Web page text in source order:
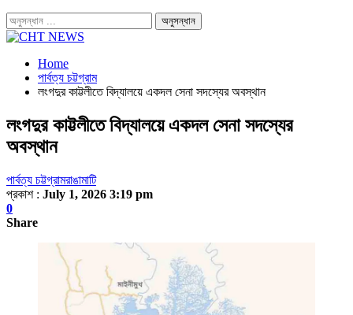
Home
পার্বত্য চট্টগ্রাম
লংগদুর কাট্টলীতে বিদ্যালয়ে একদল সেনা সদস্যের অবস্থান
লংগদুর কাট্টলীতে বিদ্যালয়ে একদল সেনা সদস্যের
অবস্থান
পার্বত্য চট্টগ্রামরাঙামাটি
প্রকাশ : July 1, 2026 3:19 pm
0
Share